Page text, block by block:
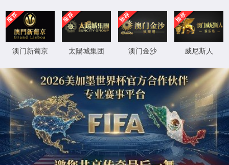
实验室系统·方案
实验室通风系统
实验室净化系统
实验室供气系统
实验室供水系统
实验室三废系统
手术室净化系统